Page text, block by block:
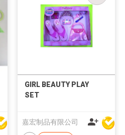
GIRL BEAUTY PLAY
SET
嘉宏制品有限公司